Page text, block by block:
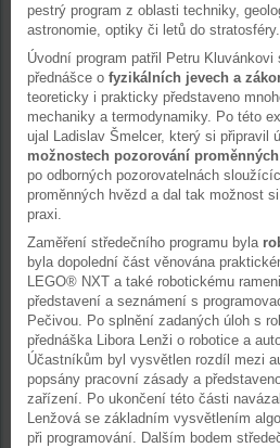
pestrý program z oblasti techniky,
astronomie, optiky či letů do stratosféry.
Úvodní program patřil Petru
přednášce o fyzikálních jevech a
teoreticky i prakticky představeno
mechaniky a termodynamiky. Po této
ujal Ladislav Šmelcer, který si připravil
možnostech pozorování proměnných
po odborných pozorovatelnách
proměnných hvězd a dal tak možnost
praxi.
Zaměření středečního programu byla
byla dopolední část věnována
LEGO® NXT a také robotickému
představení a seznámení s
Pečivou. Po splnění zadaných úloh s
přednáška Libora Lenži o robotice a
Účastníkům byl vysvětlen rozdíl mezi
popsány pracovní zásady a
zařízení. Po ukončení této části
Lenžová se základním vysvětlením
při programování. Dalším bodem